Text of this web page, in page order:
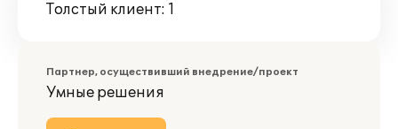
Толстый клиент: 1
Партнер, осуществивший внедрение/проект
Умные решения